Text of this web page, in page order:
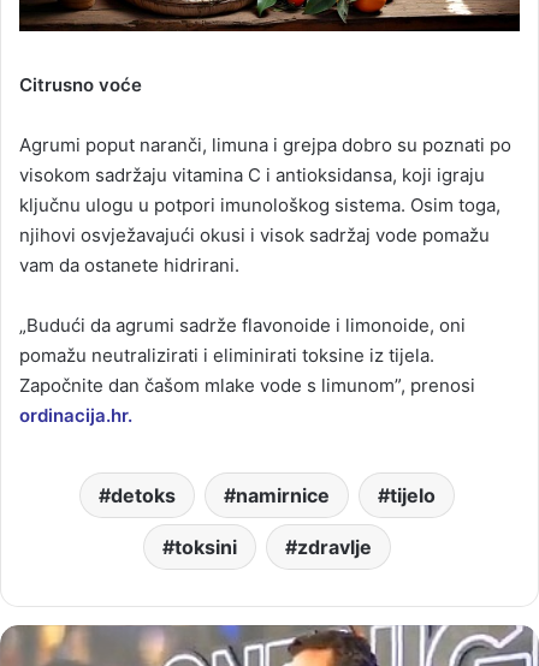
Citrusno voće
Agrumi poput naranči, limuna i grejpa dobro su poznati po
visokom sadržaju vitamina C i antioksidansa, koji igraju
ključnu ulogu u potpori imunološkog sistema. Osim toga,
njihovi osvježavajući okusi i visok sadržaj vode pomažu
vam da ostanete hidrirani.
„Budući da agrumi sadrže flavonoide i limonoide, oni
pomažu neutralizirati i eliminirati toksine iz tijela.
Započnite dan čašom mlake vode s limunom”, prenosi
ordinacija.hr.
detoks namirnice tijelo
toksini zdravlje